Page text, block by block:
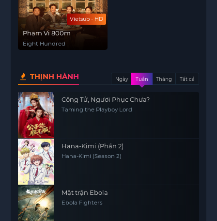
Vietsub - HD
Phạm Vi 800m
Eight Hundred
THỊNH HÀNH Ngày Tuần Tháng Tất cả
Công Tử, Ngươi Phục Chưa?
Taming the Playboy Lord
Hana-Kimi (Phần 2)
Hana-Kimi (Season 2)
Mặt trận Ebola
Ebola Fighters